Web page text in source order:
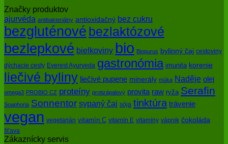
Značky produktov
ajurvéda antibakteriálny antioxidačný bez cukru
bezgluténové bezlaktózové
bezlepkové bielkoviny bio Biopurus bylinný čaj cestoviny
dýchacie cesty Everest Ayurveda gastronómia imunita korenie
liečivé byliny liečivé pupene minerály múka Naděje olej
omega3 PROBIO CZ proteíny protizápalový provita raw ryža Serafin
Soaphoria Sonnentor sypaný čaj sója tinktúra trávenie
vegan vegetarián vitamín C vitamín E vitamíny vápnik čokoláda
šťava
Zákaznícky servis